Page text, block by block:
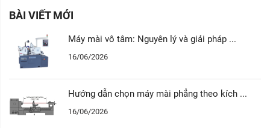
BÀI VIẾT MỚI
Máy mài vô tâm: Nguyên lý và giải pháp ...
16/06/2026
Hướng dẫn chọn máy mài phẳng theo kích ...
16/06/2026